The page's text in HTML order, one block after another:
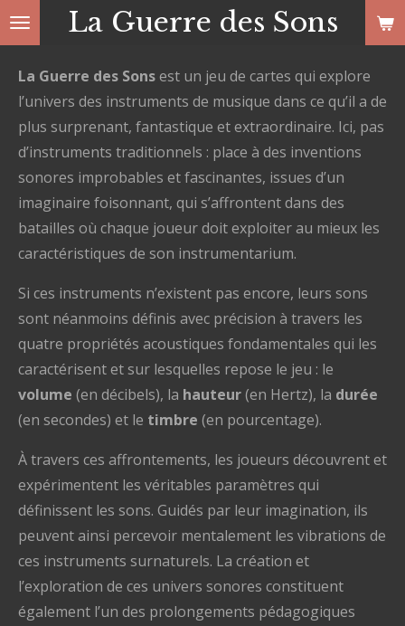
Passer
au
contenu
principal
La Guerre des Sons
La Guerre des Sonsest un jeu de cartes qui explore
l’univers des instruments de musique dans ce qu’il a de
plus surprenant, fantastique et extraordinaire. Ici, pas
d’instruments traditionnels : place à des inventions
sonores improbables et fascinantes, issues d’un
imaginaire foisonnant, qui s’affrontent dans des
batailles où chaque joueur doit exploiter au mieux les
caractéristiques de son instrumentarium.
Si ces instruments n’existent pas encore, leurs sons
sont néanmoins définis avec précision à travers les
quatre propriétés acoustiques fondamentales qui les
caractérisent et sur lesquelles repose le jeu : le
volume (en décibels), la hauteur(en Hertz), la durée
(en secondes) et le timbre (en pourcentage).
À travers ces affrontements, les joueurs découvrent et
expérimentent les véritables paramètres qui
définissent les sons. Guidés par leur imagination, ils
peuvent ainsi percevoir mentalement les vibrations de
ces instruments surnaturels. La création et
l’exploration de ces univers sonores constituent
également l’un des prolongements pédagogiques